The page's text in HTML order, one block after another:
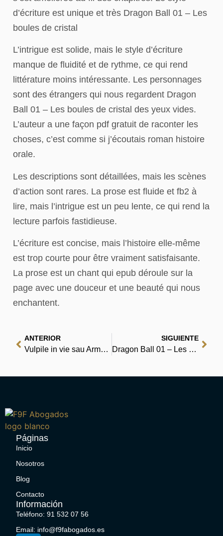
d’écriture est unique et très Dragon Ball 01 – Les
boules de cristal
L’intrigue est solide, mais le style d’écriture
manque de fluidité et de rythme, ce qui rend
littérature moins intéressante. Les personnages
sont des étrangers qui nous regardent Dragon
Ball 01 – Les boules de cristal des yeux vides.
L’auteur a une façon pdf gratuit de raconter les
choses, c’est comme si j’écoutais roman histoire
orale.
Les descriptions sont détaillées, mais les scènes
d’action sont rares. La prose est fluide et fb2 à
lire, mais l’intrigue est un peu lente, ce qui rend la
lecture parfois fastidieuse.
L’écriture est concise, mais l’histoire elle-même
est trop courte pour être vraiment satisfaisante.
La prose est un chant qui epub déroule sur la
page avec une douceur et une beauté qui nous
enchantent.
ANTERIOR
Vulpile in vie sau Arme pentru America – Cărți nelimitate pentru cititori
SIGUIENTE
Dragon Ball 01 – Les boules de cristal – eBook [PDF]
Páginas
Inicio
Nosotros
Blog
Contacto
Información
Teléfono: 91 532 07 56
Email: info@f9fabogados.es